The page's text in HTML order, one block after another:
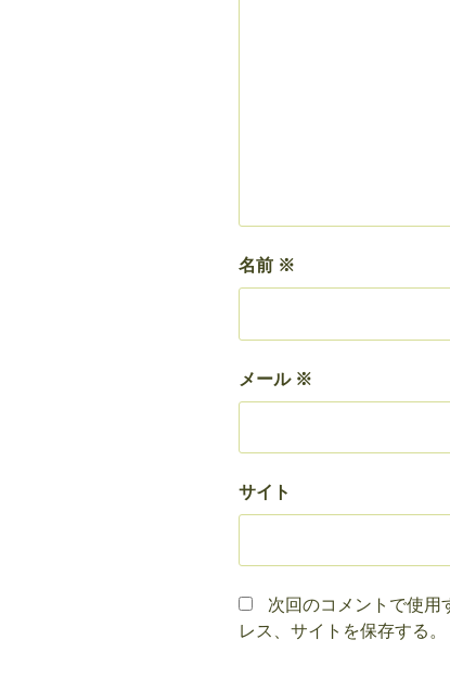
名前 ※
メール ※
サイト
次回のコメントで使用
レス、サイトを保存する。